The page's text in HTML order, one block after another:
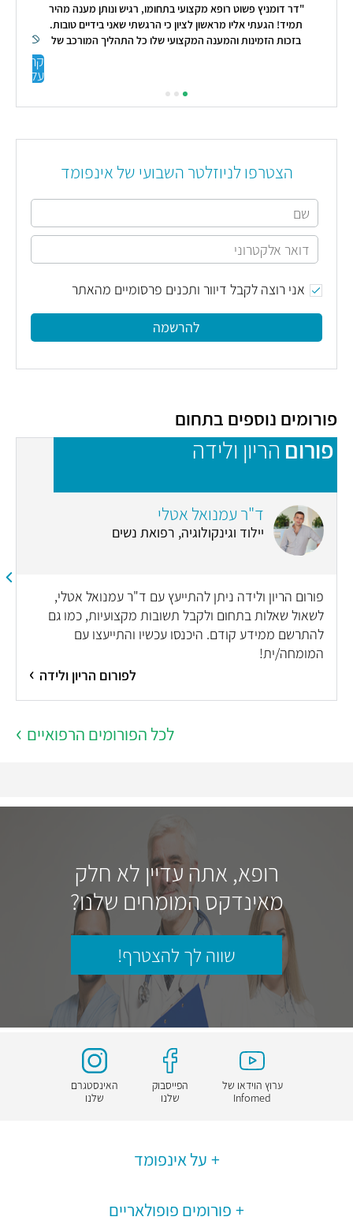
"דר דומניץ פשוט רופא מקצועי בתחומו, רגיש ונותן מענה מהיר
תמיד! הגעתי אליו מראשון לציון כי הרגשתי שאני בידיים טובות.
בזכות הזמינות והמענה המקצועי שלו כל התהליך המורכב של
קראו
עליי
הצטרפו לניוזלטר השבועי של אינפומד
אני רוצה לקבל דיוור ותכנים פרסומיים מהאתר
להרשמה
פורומים נוספים בתחום
פורום הריון ולידה
ד"ר עמנואל אטלי
יילוד וגינקולוגיה, רפואת נשים
פורום הריון ולידה ניתן להתייעץ עם ד"ר עמנואל אטלי,
לשאול שאלות בתחום ולקבל תשובות מקצועיות, כמו גם
להתרשם ממידע קודם. היכנסו עכשיו והתייעצו עם
המומחה/ית!
לפורום הריון ולידה
לכל הפורומים הרפואיים
רופא, אתה עדיין לא חלק
מאינדקס המומחים שלנו?
שווה לך להצטרף!
ערוץ הוידאו של
Infomed
הפייסבוק
שלנו
האינסטגרם
שלנו
על אינפומד
פורומים פופולאריים